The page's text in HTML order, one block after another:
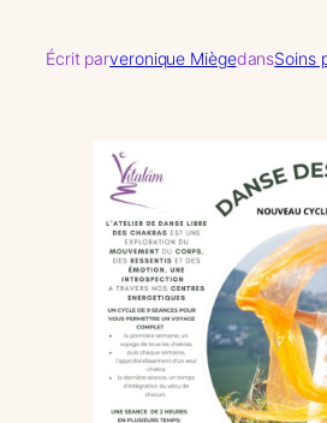
Écrit parveronique MiègedansSoins